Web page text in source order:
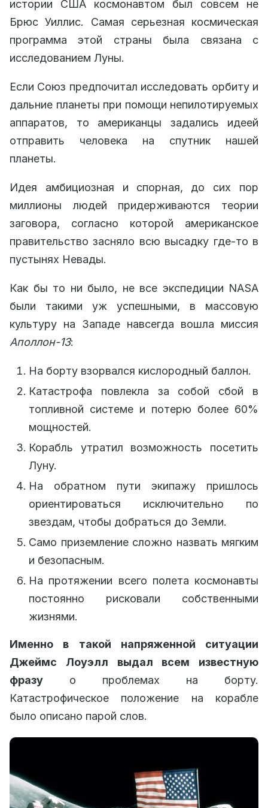
истории США космонавтом был совсем не
Брюс Уиллис. Самая серьезная космическая
программа этой страны была связана с
исследованием Луны.
Если Союз предпочитал исследовать орбиту и
дальние планеты при помощи непилотируемых
аппаратов, то американцы задались идеей
отправить человека на спутник нашей
планеты.
Идея амбициозная и спорная, до сих пор
миллионы людей придерживаются теории
заговора, согласно которой американское
правительство засняло всю высадку где-то в
пустынях Невады.
Как бы то ни было, не все экспедиции NASA
были такими уж успешными, в массовую
культуру на Западе навсегда вошла миссия
Аполлон-13:
На борту взорвался кислородный баллон.
Катастрофа повлекла за собой сбой в
топливной системе и потерю более 60%
мощностей.
Корабль утратил возможность посетить
Луну.
На обратном пути экипажу пришлось
ориентироваться исключительно по
звездам, чтобы добраться до Земли.
Само приземление сложно назвать мягким
и безопасным.
На протяжении всего полета космонавты
постоянно рисковали собственными
жизнями.
Именно в такой напряженной ситуации
Джеймс Лоуэлл выдал всем известную
фразу о проблемах на борту.
Катастрофическое положение на корабле
было описано парой слов.